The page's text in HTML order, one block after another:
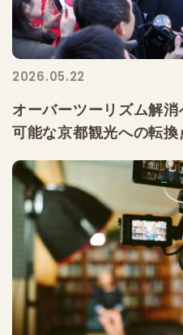
2026.05.22
オーバーツーリズム解
可能な京都観光への転換